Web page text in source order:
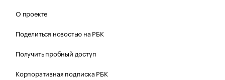
О проекте
Поделиться новостью на РБК
Получить пробный доступ
Корпоративная подписка РБК